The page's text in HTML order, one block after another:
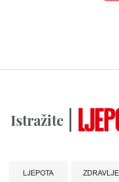
Istražite
LJEPOTA ZDRAVLJE